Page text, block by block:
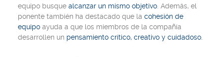
equipo busque alcanzar un mismo objetivo . Además, el
ponente también ha destacado que la cohesión de
equipo ayuda a que los miembros de la compañía
desarrollen un pensamiento crítico, creativo y cuidadoso.